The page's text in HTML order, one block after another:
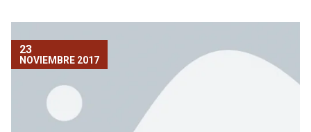
23
NOVIEMBRE 2017